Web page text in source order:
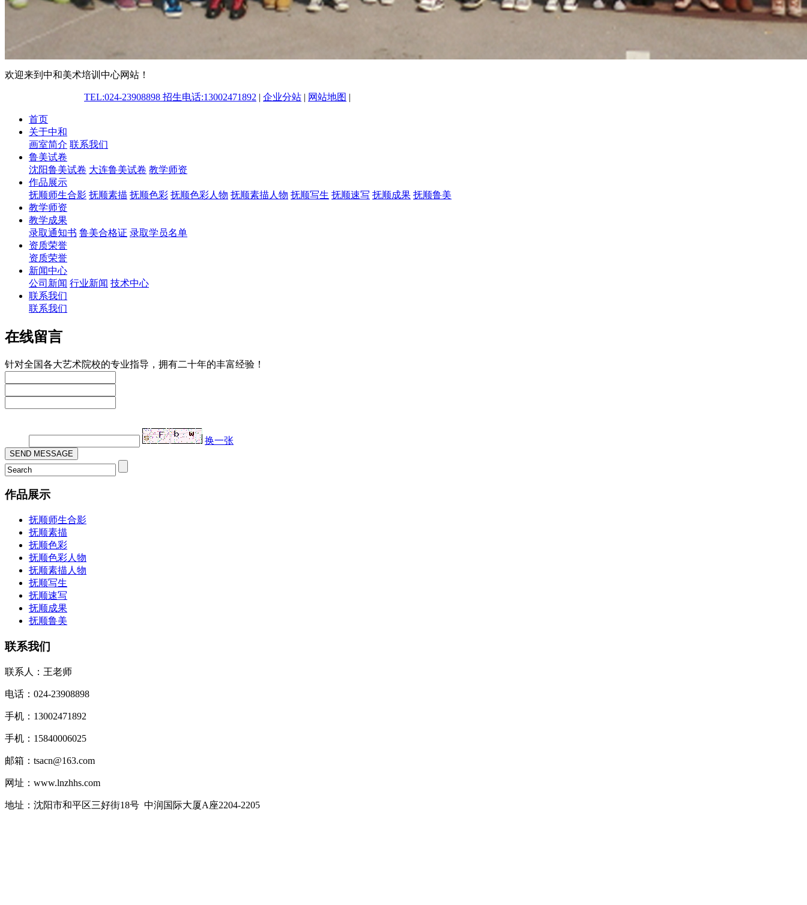
欢迎来到中和美术培训中心网站！
TEL:024-23908898 招生电话:13002471892 | 企业分站 | 网站地图 |
首页
关于中和
画室简介 联系我们
鲁美试卷
沈阳鲁美试卷 大连鲁美试卷 教学师资
作品展示
抚顺师生合影 抚顺素描 抚顺色彩 抚顺色彩人物 抚顺素描人物 抚顺写生 抚顺速写 抚顺成果 抚顺鲁美
教学师资
教学成果
录取通知书 鲁美合格证 录取学员名单
资质荣誉
资质荣誉
新闻中心
公司新闻 行业新闻 技术中心
联系我们
联系我们
在线留言
针对全国各大艺术院校的专业指导，拥有二十年的丰富经验！
换一张
作品展示
抚顺师生合影
抚顺素描
抚顺色彩
抚顺色彩人物
抚顺素描人物
抚顺写生
抚顺速写
抚顺成果
抚顺鲁美
联系我们
联系人：王老师
电话：024-23908898
手机：13002471892
手机：15840006025
邮箱：tsacn@163.com
网址：www.lnzhhs.com
地址：沈阳市和平区三好街18号 中润国际大厦A座2204-2205